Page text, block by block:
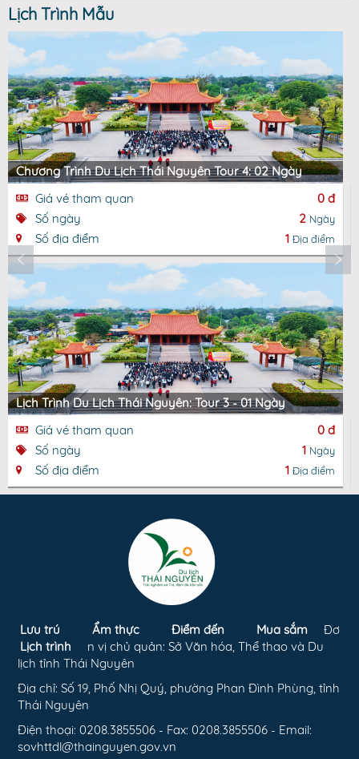
Lịch Trình Mẫu
Chương Trình Du Lịch Thái Nguyên Tour 4: 02 Ngày
Giá vé tham quan
0 đ
Số ngày
2 Ngày
Số địa điểm 1 Địa điểm
Lịch Trình Du Lịch Thái Nguyên: Tour 3 - 01 Ngày
Giá vé tham quan
0 đ
Số ngày
1 Ngày
Số địa điểm 1 Địa điểm
Lưu trú Ẩm thực Điểm đến
Mua sắm
Lịch trình
Đơ
n vị chủ quản: Sở Văn hóa, Thể thao và Du
lịch tỉnh Thái Nguyên
Địa chỉ: Số 19, Phố Nhị Quý, phường Phan Đình Phùng, tỉnh
Thái Nguyên
Điện thoại: 0208.3855506 - Fax: 0208.3855506 - Email:
sovhttdl@thainguyen.gov.vn